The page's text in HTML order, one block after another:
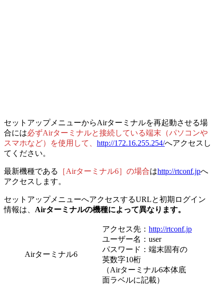
セットアップメニューからAirターミナルを再起動させる場
合には必ずAirターミナルと接続している端末（パソコンや
スマホなど）を使用して、 http://172.16.255.254/へアクセスし
てください。
最新機種である ［Airターミナル6］の場合はhttp://rtconf.jpへ
アクセスします。
セットアップメニューへアクセスするURLと初期ログイン
情報は、 Airターミナルの機種によって異なります。
Airターミナル6
アクセス先： http://rtconf.jp
ユーザー名：user
パスワード：端末固有の
英数字10桁
（Airターミナル6本体底
面ラベルに記載）